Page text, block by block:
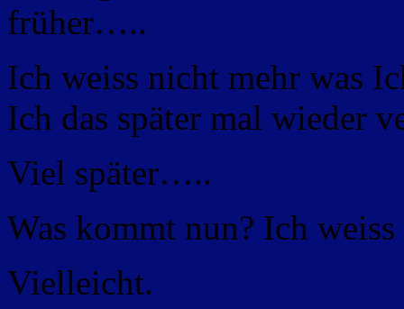
früher…..
Ich weiss nicht mehr was
Ich das später mal wieder
Viel später…..
Was kommt nun? Ich
Vielleicht.